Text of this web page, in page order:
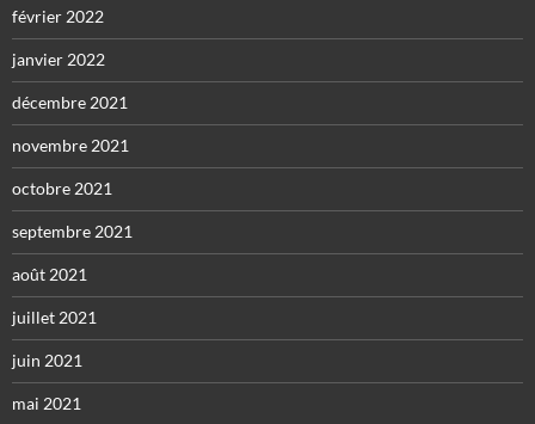
février 2022
janvier 2022
décembre 2021
novembre 2021
octobre 2021
septembre 2021
août 2021
juillet 2021
juin 2021
mai 2021